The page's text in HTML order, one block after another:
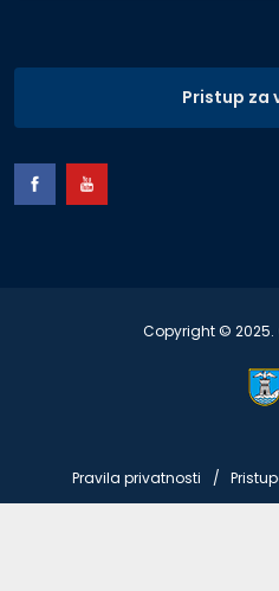
Pristup za
Copyright © 2025.
Pravila privatnosti